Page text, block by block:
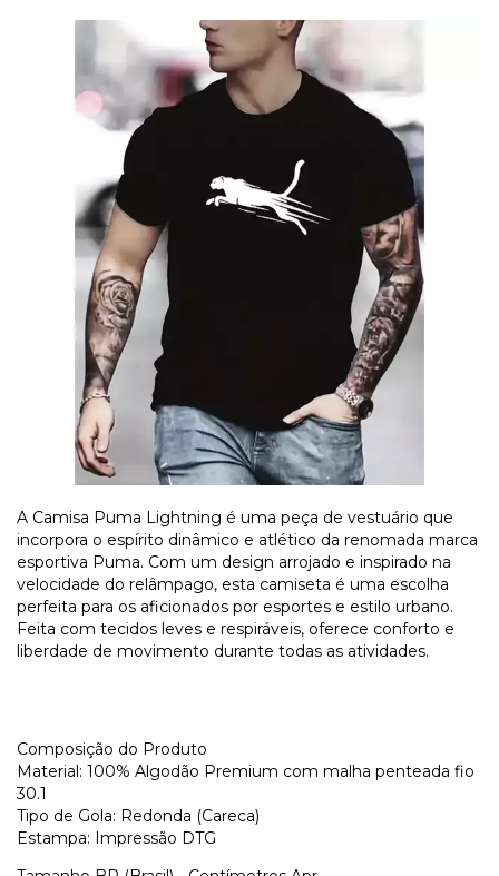
A Camisa Puma Lightning é uma peça de vestuário que
incorpora o espírito dinâmico e atlético da renomada marca
esportiva Puma. Com um design arrojado e inspirado na
velocidade do relâmpago, esta camiseta é uma escolha
perfeita para os aficionados por esportes e estilo urbano.
Feita com tecidos leves e respiráveis, oferece conforto e
liberdade de movimento durante todas as atividades.
Composição do Produto
Material: 100% Algodão Premium com malha penteada fio
30.1
Tipo de Gola: Redonda (Careca)
Estampa: Impressão DTG